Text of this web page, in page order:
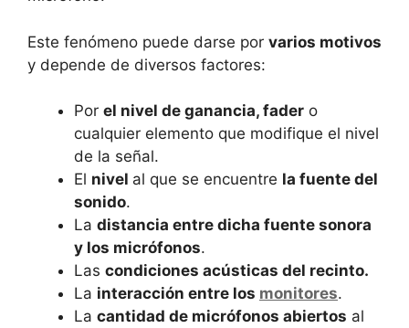
Este fenómeno puede darse por varios motivos
y depende de diversos factores:
Por el nivel de ganancia, fader o
cualquier elemento que modifique el nivel
de la señal.
El nivel al que se encuentre la fuente del
sonido.
La distancia entre dicha fuente sonora
y los micrófonos.
Las condiciones acústicas del recinto.
La interacción entre los monitores.
La cantidad de micrófonos abiertos al